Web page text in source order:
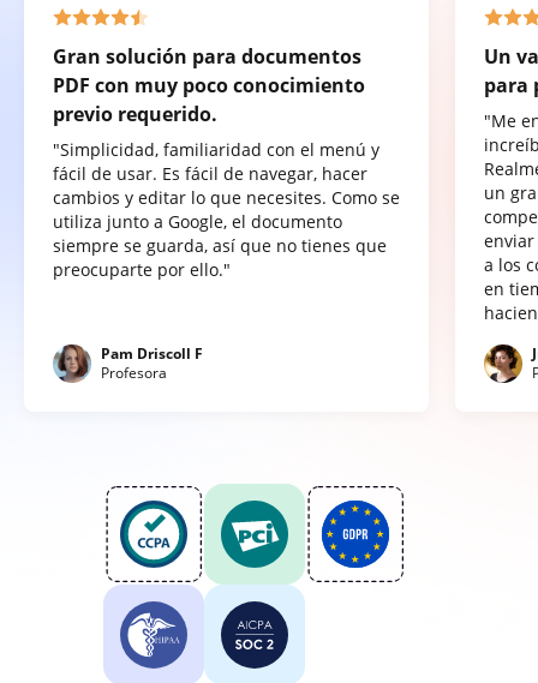
Gran solución para documentos
PDF con muy poco conocimiento
previo requerido.
"Simplicidad, familiaridad con el menú y
fácil de usar. Es fácil de navegar, hacer
cambios y editar lo que necesites. Como se
utiliza junto a Google, el documento
siempre se guarda, así que no tienes que
preocuparte por ello."
Pam Driscoll F
Profesora
Un
para
"Me
un
a los
en